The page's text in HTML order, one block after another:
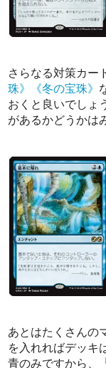
さらなる対策カー
珠》
《冬の宝珠》
おくと良いでしょ
があるかどうかは
あとはたくさんの
を入れればデッキ
青のみですから、